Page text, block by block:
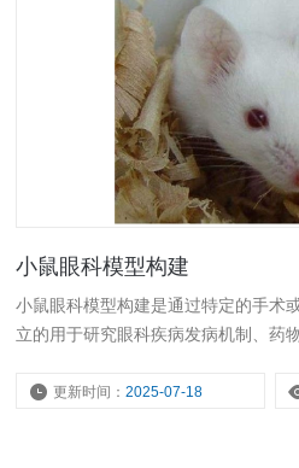
小鼠眼科模型构建
小鼠眼科模型构建是通过特定的手术
立的用于研究眼科疾病发病机制、药
更新时间：2025-07-18